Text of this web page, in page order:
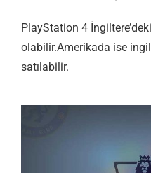
PlayStation 4
olabilir.Amerikada ise
satılabilir.